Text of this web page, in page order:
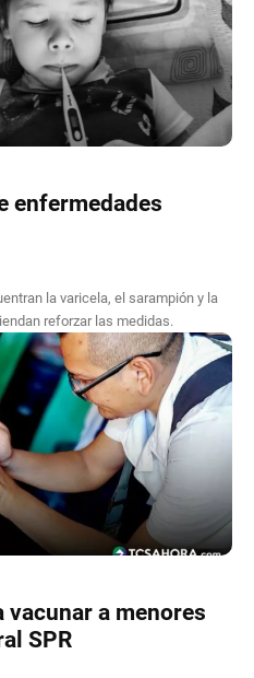
enfermedades
la varicela, el sarampión y la
reforzar las medidas.
a menores
SPR